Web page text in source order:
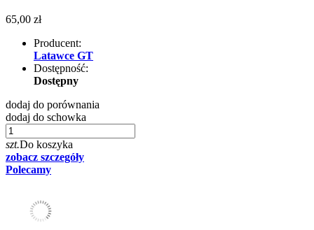
65,00 zł
Producent:
Latawce GT
Dostępność:
Dostępny
dodaj do porównania
dodaj do schowka
szt.Do koszyka
zobacz szczegóły
Polecamy